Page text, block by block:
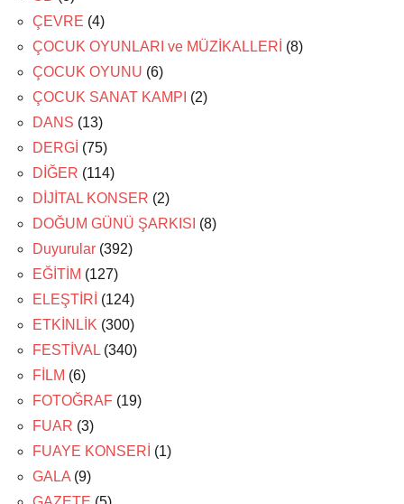
ÇEVRE (4)
ÇOCUK OYUNLARI ve MÜZİKALLERİ (8)
ÇOCUK OYUNU (6)
ÇOCUK SANAT KAMPI (2)
DANS (13)
DERGİ (75)
DİĞER (114)
DİJİTAL KONSER (2)
DOĞUM GÜNÜ ŞARKISI (8)
Duyurular (392)
EĞİTİM (127)
ELEŞTİRİ (124)
ETKİNLİK (300)
FESTİVAL (340)
FİLM (6)
FOTOĞRAF (19)
FUAR (3)
FUAYE KONSERİ (1)
GALA (9)